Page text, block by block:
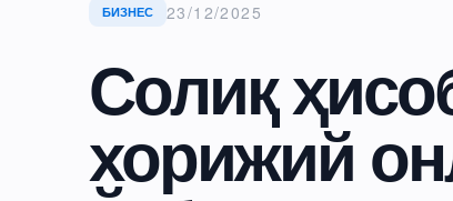
БИЗНЕС 23/12/2025
Солиқ
хорижий